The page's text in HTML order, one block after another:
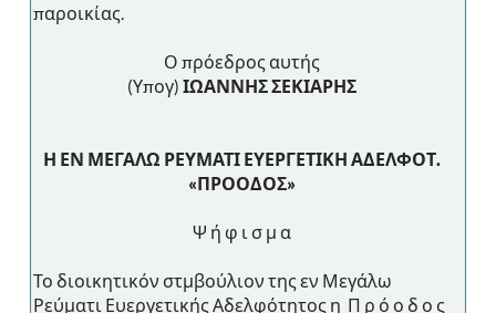
παροικίας.
Ο πρόεδρος αυτής
(Υπογ) ΙΩΑΝΝΗΣ ΣΕΚΙΑΡΗΣ
Η ΕΝ ΜΕΓΑΛΩ ΡΕΥΜΑΤΙ ΕΥΕΡΓΕΤΙΚΗ ΑΔΕΛΦΟΤ.
«ΠΡΟΟΔΟΣ»
Ψ ή φ ι σ μ α
Το διοικητικόν στμβούλιον της εν Μεγάλω
Ρεύματι Ευεργετικής Αδελφότητος η Π ρ ό ο δ ο ς